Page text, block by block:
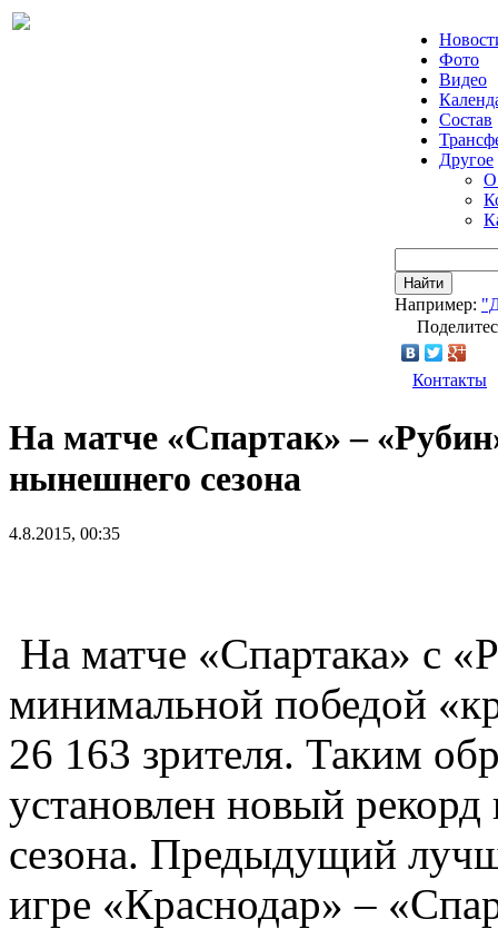
Фото
Видео
Состав
Другое
О
Найти
Например:
Контакты
На матче «Спартак» –
нынешнего сезона
4.8.2015, 00:35
На матче «Спартака» с
минимальной победой
26 163 зрителя. Таким
установлен новый
сезона. Предыдущий
игре «Краснодар» –